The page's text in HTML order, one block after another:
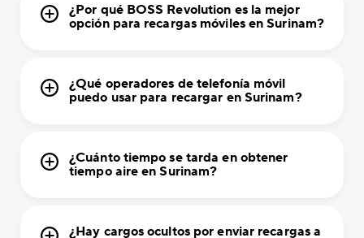
¿Por qué BOSS Revolution es la mejor
opción para recargas móviles en Surinam?
¿Qué operadores de telefonía móvil
puedo usar para recargar en Surinam?
¿Cuánto tiempo se tarda en obtener
tiempo aire en Surinam?
¿Hay cargos ocultos por enviar recargas a